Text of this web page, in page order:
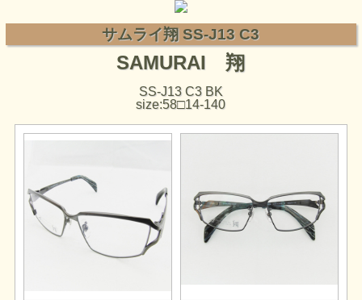
サムライ翔 SS-J13 C3
SAMURAI 翔
SS-J13 C3 BK
size:58□14-140